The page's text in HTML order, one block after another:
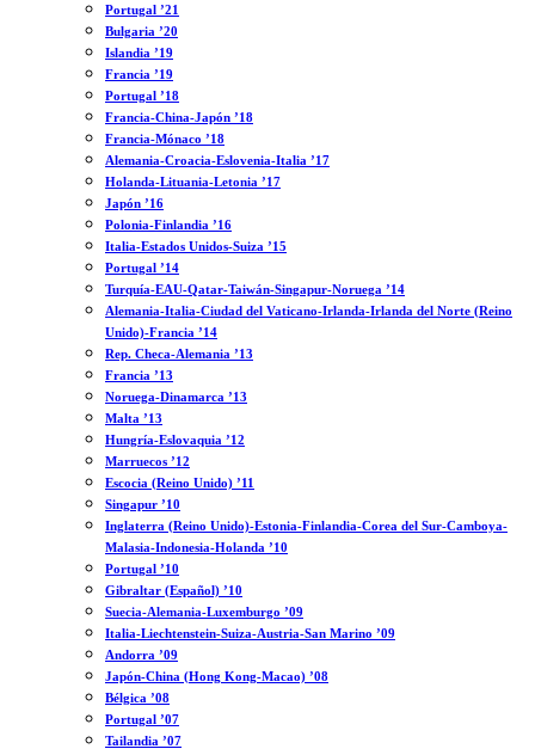
Portugal ’21
Bulgaria ’20
Islandia ’19
Francia ’19
Portugal ’18
Francia-China-Japón ’18
Francia-Mónaco ’18
Alemania-Croacia-Eslovenia-Italia ’17
Holanda-Lituania-Letonia ’17
Japón ’16
Polonia-Finlandia ’16
Italia-Estados Unidos-Suiza ’15
Portugal ’14
Turquía-EAU-Qatar-Taiwán-Singapur-Noruega ’14
Alemania-Italia-Ciudad del Vaticano-Irlanda-Irlanda del Norte (Reino
Unido)-Francia ’14
Rep. Checa-Alemania ’13
Francia ’13
Noruega-Dinamarca ’13
Malta ’13
Hungría-Eslovaquia ’12
Marruecos ’12
Escocia (Reino Unido) ’11
Singapur ’10
Inglaterra (Reino Unido)-Estonia-Finlandia-Corea del Sur-Camboya-
Malasia-Indonesia-Holanda ’10
Portugal ’10
Gibraltar (Español) ’10
Suecia-Alemania-Luxemburgo ’09
Italia-Liechtenstein-Suiza-Austria-San Marino ’09
Andorra ’09
Japón-China (Hong Kong-Macao) ’08
Bélgica ’08
Portugal ’07
Tailandia ’07